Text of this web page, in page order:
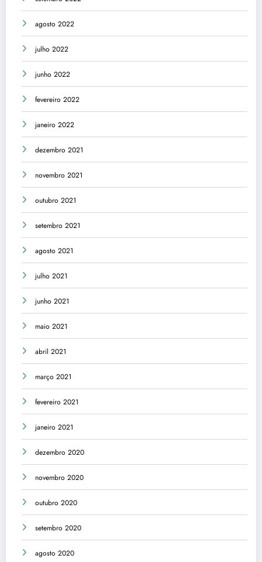
agosto 2022
julho 2022
junho 2022
fevereiro 2022
janeiro 2022
dezembro 2021
novembro 2021
outubro 2021
setembro 2021
agosto 2021
julho 2021
junho 2021
maio 2021
abril 2021
março 2021
fevereiro 2021
janeiro 2021
dezembro 2020
novembro 2020
outubro 2020
setembro 2020
agosto 2020